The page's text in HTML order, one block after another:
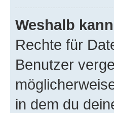
Weshalb
Rechte für
Benutzer
in dem du